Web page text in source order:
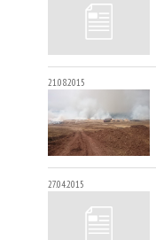
21.08.2015
27.04.2015